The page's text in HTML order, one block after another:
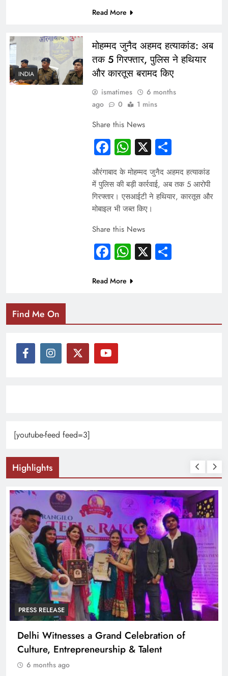
Read More
INDIA
मोहम्मद जुनैद अहमद हत्याकांड: अब
तक 5 गिरफ्तार, पुलिस ने हथियार
और कारतूस बरामद किए
ismatimes
6 months
ago
0 1 mins
Share this News
Facebook
WhatsApp
X Share
औरंगाबाद के मोहम्मद जुनैद अहमद हत्याकांड
में पुलिस की बड़ी कार्रवाई, अब तक 5 आरोपी
गिरफ्तार। एसआईटी ने हथियार, कारतूस और
मोबाइल भी जब्त किए।
Share this News
Facebook
WhatsApp
X Share
Read More
Find Me On
[youtube-feed feed=3]
Highlights
PRESS RELEASE
Delhi Witnesses a Grand Celebration of
Culture, Entrepreneurship & Talent
6 months ago